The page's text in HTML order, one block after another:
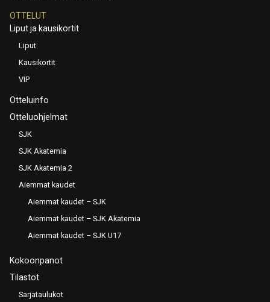
OTTELUT
Liput ja kausikortit
Liput
Kausikortit
VIP
Otteluinfo
Otteluohjelmat
SJK
SJK Akatemia
SJK Akatemia 2
Aiemmat kaudet
Aiemmat kaudet – SJK
Aiemmat kaudet – SJK Akatemia
Aiemmat kaudet – SJK U17
Kokoonpanot
Tilastot
Sarjataulukot